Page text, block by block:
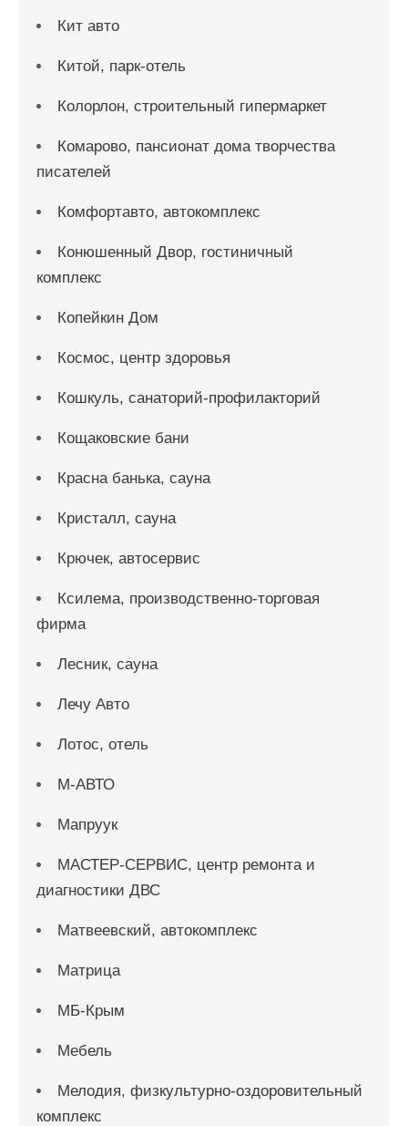
Кит авто
Китой, парк-отель
Колорлон, строительный гипермаркет
Комарово, пансионат дома творчества
писателей
Комфортавто, автокомплекс
Конюшенный Двор, гостиничный
комплекс
Копейкин Дом
Космос, центр здоровья
Кошкуль, санаторий-профилакторий
Кощаковские бани
Красна банька, сауна
Кристалл, сауна
Крючек, автосервис
Ксилема, производственно-торговая
фирма
Лесник, сауна
Лечу Авто
Лотос, отель
М-АВТО
Мапруук
МАСТЕР-СЕРВИС, центр ремонта и
диагностики ДВС
Матвеевский, автокомплекс
Матрица
МБ-Крым
Мебель
Мелодия, физкультурно-оздоровительный
комплекс